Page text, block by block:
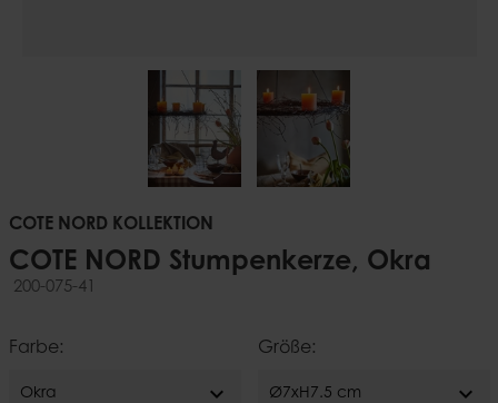
COTE NORD KOLLEKTION
COTE NORD Stumpenkerze, Okra
200-075-41
Farbe:
Okra expand_more
Größe:
Ø7xH7.5 cm expand_more